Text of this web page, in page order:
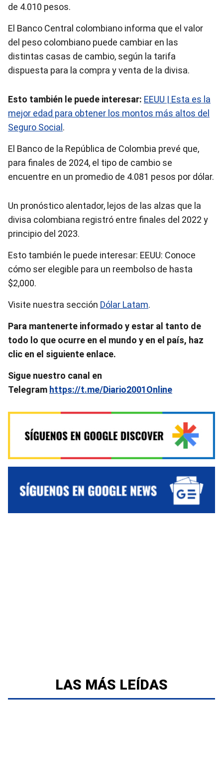
de 4.010 pesos.
El Banco Central colombiano informa que el valor
del peso colombiano puede cambiar en las
distintas casas de cambio, según la tarifa
dispuesta para la compra y venta de la divisa.
Esto también le puede interesar: EEUU | Esta es la
mejor edad para obtener los montos más altos del
Seguro Social .
El Banco de la República de Colombia prevé que,
para finales de 2024, el tipo de cambio se
encuentre en un promedio de 4.081 pesos por dólar.
Un pronóstico alentador, lejos de las alzas que la
divisa colombiana registró entre finales del 2022 y
principio del 2023.
Esto también le puede interesar: EEUU: Conoce
cómo ser elegible para un reembolso de hasta
$2,000.
Visite nuestra sección Dólar Latam.
Para mantenerte informado y estar al tanto de
todo lo que ocurre en el mundo y en el país, haz
clic en el siguiente enlace.
Sigue nuestro canal en
Telegram https://t.me/Diario2001Online
LAS MÁS LEÍDAS